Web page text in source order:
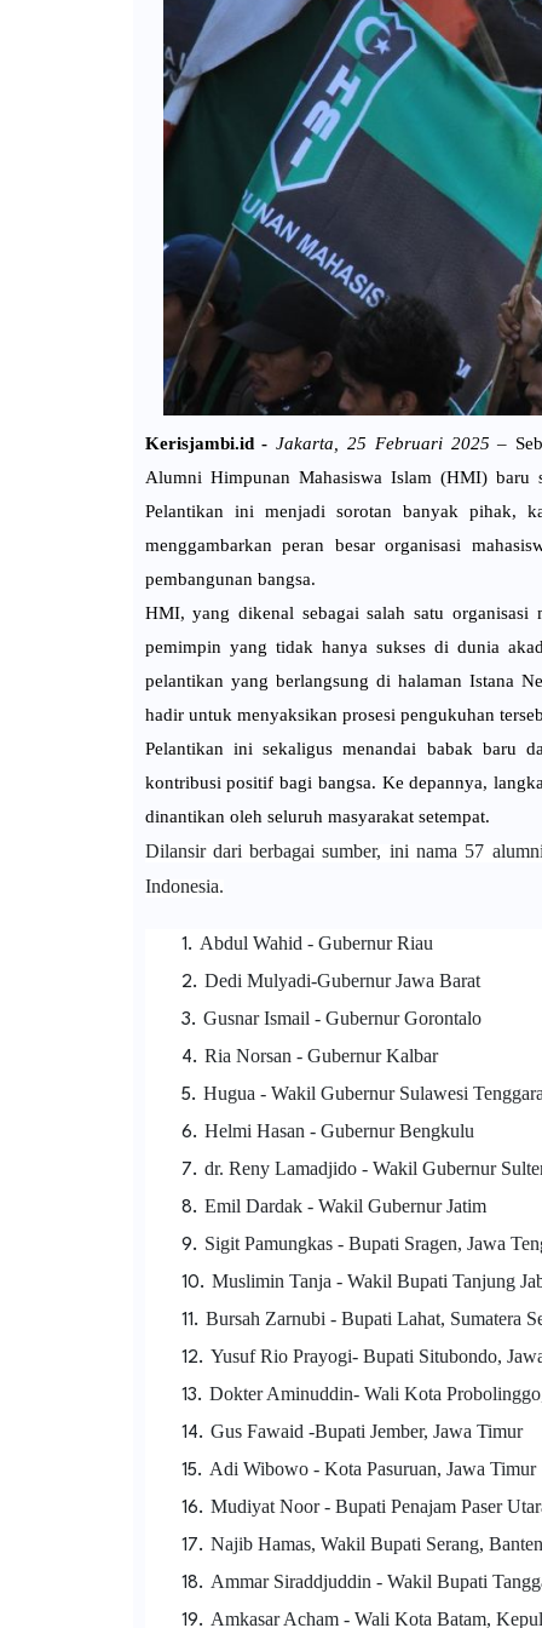
Kerisjambi.id -Jakarta, 25 Februari 2025 –
Alumni Himpunan Mahasiswa Islam (HMI) baru
Pelantikan ini menjadi sorotan banyak pihak,
menggambarkan peran besar organisasi
pembangunan bangsa.
HMI, yang dikenal sebagai salah satu organisasi
pemimpin yang tidak hanya sukses di dunia
pelantikan yang berlangsung di halaman Istana
hadir untuk menyaksikan prosesi pengukuhan
Pelantikan ini sekaligus menandai babak baru
kontribusi positif bagi bangsa. Ke depannya,
dinantikan oleh seluruh masyarakat setempat.
Dilansir dari berbagai sumber, ini nama 57
Indonesia.
Abdul Wahid - Gubernur Riau
Dedi Mulyadi-Gubernur Jawa Barat
Gusnar Ismail - Gubernur Gorontalo
Ria Norsan - Gubernur Kalbar
Hugua - Wakil Gubernur Sulawesi
Helmi Hasan - Gubernur Bengkulu
dr. Reny Lamadjido - Wakil Gubernur
Emil Dardak - Wakil Gubernur Jatim
Sigit Pamungkas - Bupati Sragen, Jawa
Muslimin Tanja - Wakil Bupati Tanjung
Bursah Zarnubi - Bupati Lahat, Sumatera
Yusuf Rio Prayogi- Bupati Situbondo,
Dokter Aminuddin- Wali Kota
Gus Fawaid -Bupati Jember, Jawa Timur
Adi Wibowo - Kota Pasuruan, Jawa Timur
Mudiyat Noor - Bupati Penajam Paser
Najib Hamas, Wakil Bupati Serang, Banten
Ammar Siraddjuddin - Wakil Bupati
Amkasar Acham - Wali Kota Batam,